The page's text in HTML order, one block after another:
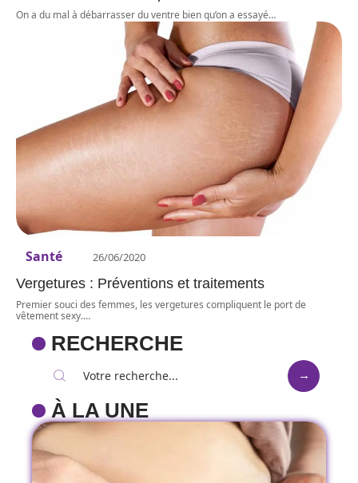
On a du mal à débarrasser du ventre bien qu’on a essayé…
Santé 26/06/2020
Vergetures : Préventions et traitements
Premier souci des femmes, les vergetures compliquent le port de
vêtement sexy.…
RECHERCHE
À LA UNE